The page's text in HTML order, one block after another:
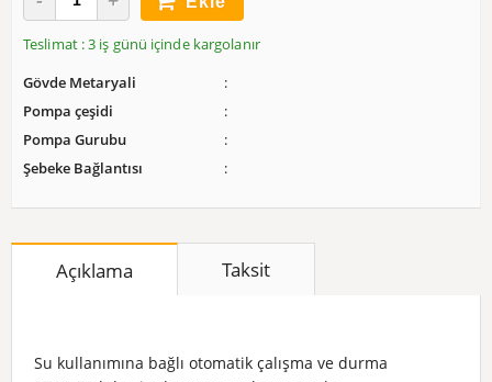
Teslimat : 3 iş günü içinde kargolanır
Gövde Metaryali
Pompa çeşidi
Pompa Gurubu
Şebeke Bağlantısı
Açıklama Taksit
Su kullanımına bağlı otomatik çalışma ve durma